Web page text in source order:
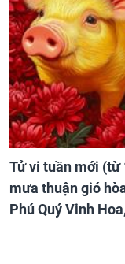
Tử vi tuần mới (từ
mưa thuận gió
Phú Quý Vinh